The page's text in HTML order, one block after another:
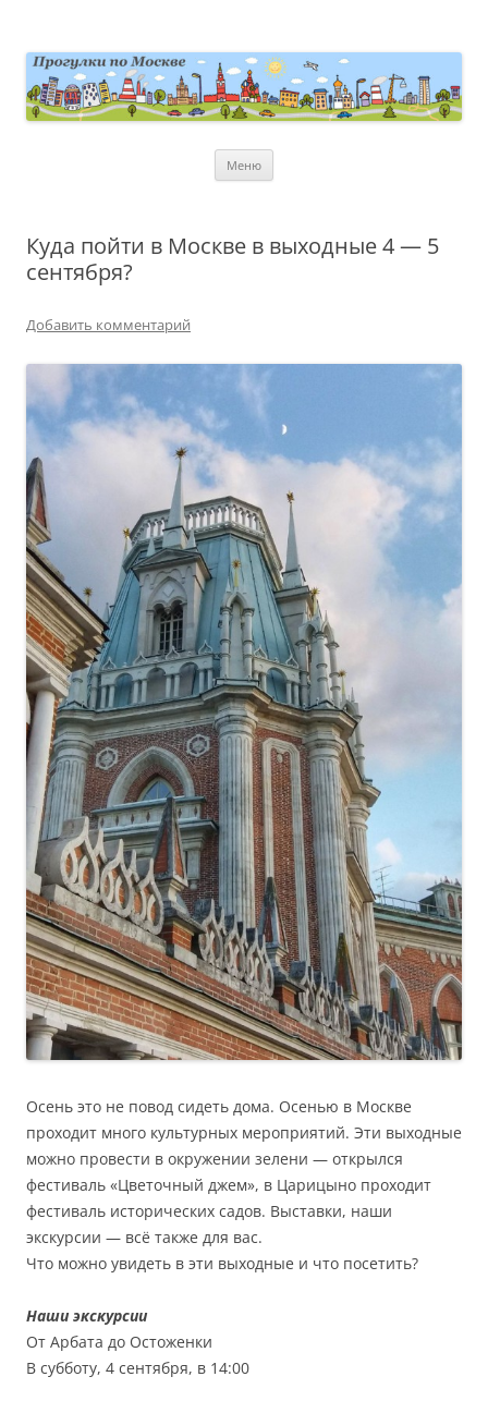
Меню
Куда пойти в Москве в выходные 4 — 5
сентября?
Добавить комментарий
Осень это не повод сидеть дома. Осенью в Москве
проходит много культурных мероприятий. Эти выходные
можно провести в окружении зелени — открылся
фестиваль «Цветочный джем», в Царицыно проходит
фестиваль исторических садов. Выставки, наши
экскурсии — всё также для вас.
Что можно увидеть в эти выходные и что посетить?
Наши экскурсии
От Арбата до Остоженки
В субботу, 4 сентября, в 14:00